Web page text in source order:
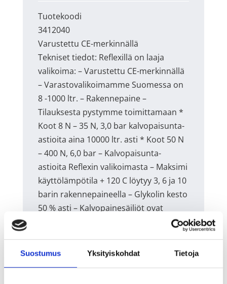
Suostumus Yksityiskohdat Tietoja
Tuotekoodi
3412040
Varustettu CE-merkinnällä
Tekniset tiedot: Reflexillä on laaja
valikoima: – Varustettu CE-merkinnällä
– Varastovalikoimamme Suomessa on
8 -1000 ltr. – Rakennepaine –
Tilauksesta pystymme toimittamaan *
Koot 8 N – 35 N, 3,0 bar kalvopaisunta-
astioita aina 10000 ltr. asti * Koot 50 N
– 400 N, 6,0 bar – Kalvopaisunta-
astioita Reflexin valikoimasta – Maksimi
käyttölämpötila + 120 C löytyy 3, 6 ja 10
barin rakennepaineella – Glykolin kesto
50 % asti – Kalvopainesäiliöt ovat
erikoistilauksena – Kierreliitoksella